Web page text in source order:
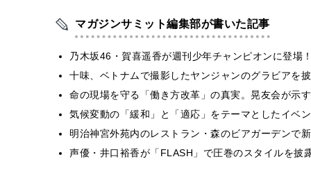
マガジンサミット編集部が書いた記事
乃木坂46・賀喜遥香が週刊少年チャンピオンに登
十味、ベトナムで撮影したヤンジャンのグラビアを
命の現場を守る「働き方改革」の真実。晃友会が示
気候変動の「緩和」と「適応」をテーマとしたイベ
明治神宮外苑内のレストラン・森のビアガーデンで
声優・井口裕香が「FLASH」で圧巻のスタイルを